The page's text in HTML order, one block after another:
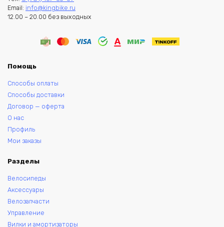
Email: info@kingbike.ru
12.00 – 20.00 без выходных
Помощь
Способы оплаты
Способы доставки
Договор — оферта
О нас
Профиль
Мои заказы
Разделы
Велосипеды
Аксессуары
Велозапчасти
Управление
Вилки и амортизаторы